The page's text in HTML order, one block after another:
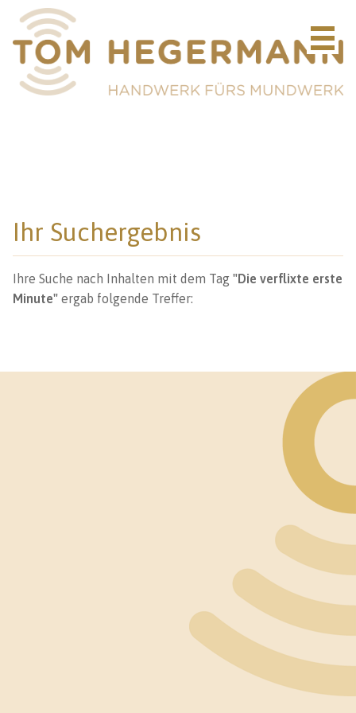
Ihr Suchergebnis
Ihre Suche nach Inhalten mit dem Tag "Die verflixte erste
Minute" ergab folgende Treffer: